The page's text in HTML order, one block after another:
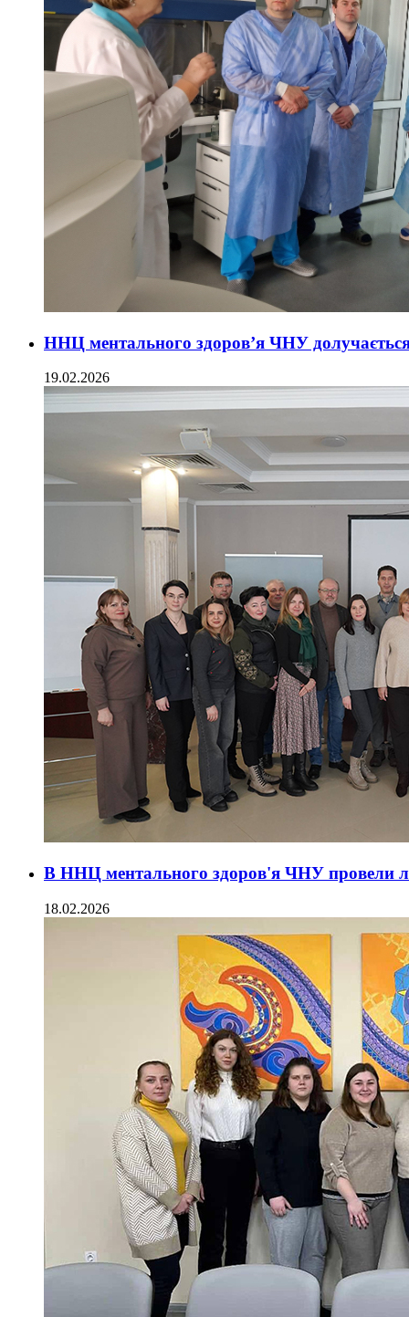
ННЦ ментального здоров’я ЧНУ долучається
19.02.2026
В ННЦ ментального здоров'я ЧНУ провели
18.02.2026